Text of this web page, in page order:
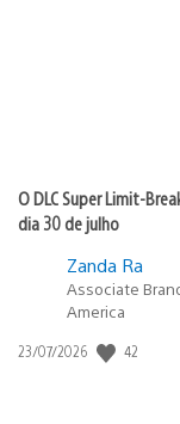
O DLC Super Limit-
dia 30 de julho
Zanda Ra
Associate
America
Data
23/07/2026 42